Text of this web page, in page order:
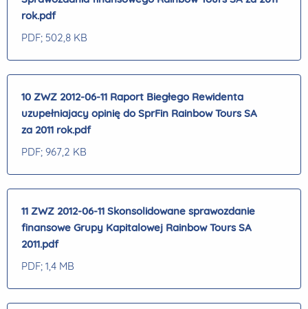
rok.pdf
PDF; 502,8 KB
10 ZWZ 2012-06-11 Raport Biegłego Rewidenta
uzupełniajacy opinię do SprFin Rainbow Tours SA
za 2011 rok.pdf
PDF; 967,2 KB
11 ZWZ 2012-06-11 Skonsolidowane sprawozdanie
finansowe Grupy Kapitalowej Rainbow Tours SA
2011.pdf
PDF; 1,4 MB